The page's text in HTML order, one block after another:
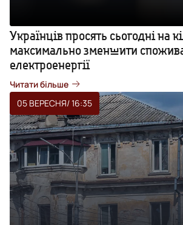
Українців просять сьогодні на
максимально зменшити
електроенергії
Читати більше
05 ВЕРЕСНЯ/ 16:35